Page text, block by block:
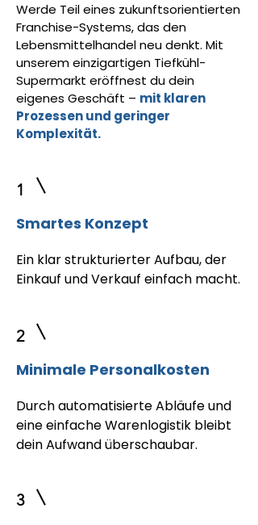
Werde Teil eines zukunftsorientierten
Franchise-Systems, das den
Lebensmittelhandel neu denkt. Mit
unserem einzigartigen Tiefkühl-
Supermarkt eröffnest du dein
eigenes Geschäft – mit klaren
Prozessen und geringer
Komplexität.
1
Smartes Konzept
Ein klar strukturierter Aufbau, der
Einkauf und Verkauf einfach macht.
2
Minimale Personalkosten
Durch automatisierte Abläufe und
eine einfache Warenlogistik bleibt
dein Aufwand überschaubar.
3